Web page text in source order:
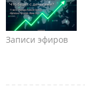
Записи эфиров